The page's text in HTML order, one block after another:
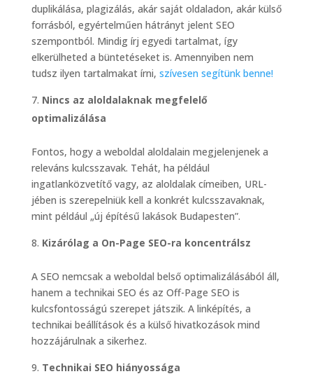
duplikálása, plagizálás, akár saját oldaladon, akár külső
forrásból, egyértelműen hátrányt jelent SEO
szempontból. Mindig írj egyedi tartalmat, így
elkerülheted a büntetéseket is. Amennyiben nem
tudsz ilyen tartalmakat írni, szívesen segítünk benne!
Nincs az aloldalaknak megfelelő
optimalizálása
Fontos, hogy a weboldal aloldalain megjelenjenek a
releváns kulcsszavak. Tehát, ha például
ingatlanközvetítő vagy, az aloldalak címeiben, URL-
jében is szerepelniük kell a konkrét kulcsszavaknak,
mint például „új építésű lakások Budapesten”.
Kizárólag a On-Page SEO-ra koncentrálsz
A SEO nemcsak a weboldal belső optimalizálásából áll,
hanem a technikai SEO és az Off-Page SEO is
kulcsfontosságú szerepet játszik. A linképítés, a
technikai beállítások és a külső hivatkozások mind
hozzájárulnak a sikerhez.
Technikai SEO hiányossága